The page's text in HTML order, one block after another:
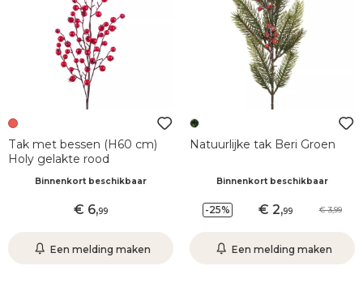
Tak met bessen (H60 cm)
Holy gelakte rood
Binnenkort beschikbaar
6,99
Een melding maken
Natuurlijke tak Beri Groen
Binnenkort beschikbaar
-25% 2,99 3,99
Een melding maken